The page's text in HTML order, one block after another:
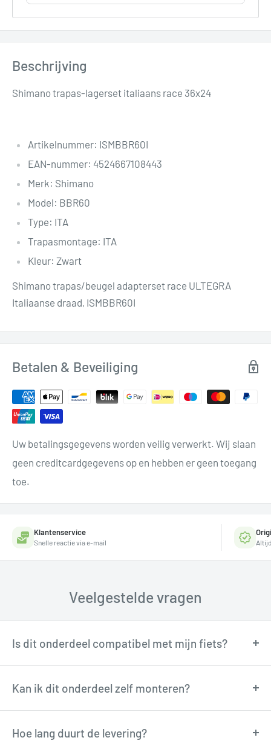
Beschrijving
Shimano trapas-lagerset italiaans race 36x24
Artikelnummer: ISMBBR60I
EAN-nummer: 4524667108443
Merk: Shimano
Model: BBR60
Type: ITA
Trapasmontage: ITA
Kleur: Zwart
Shimano trapas/beugel adapterset race ULTEGRA
Italiaanse draad, ISMBBR60I
Betalen & Beveiliging
Uw betalingsgegevens worden veilig verwerkt. Wij slaan
geen creditcardgegevens op en hebben er geen toegang
toe.
Klantenservice
Snelle reactie via e-mail
Veelgestelde vragen
Is dit onderdeel compatibel met mijn fiets?
Onze fietstechnici kunnen je adviseren over
compatibiliteit. Neem contact op via
Kan ik dit onderdeel zelf monteren?
Veel onderdelen zijn goed zelf te monteren met
basisgereedschap. Twijfel je? Onze technici
Hoe lang duurt de levering?